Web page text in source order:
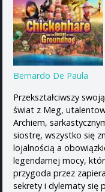
Bernardo De Paula
Przekształciwszy
świat z Meg,
Archiem,
siostrę, wszystko się
lojalnością a
legendarnej mocy,
przygoda przez
sekrety i dylematy się